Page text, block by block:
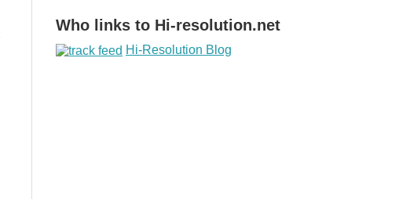
Who links to Hi-resolution.net
Hi-Resolution Blog